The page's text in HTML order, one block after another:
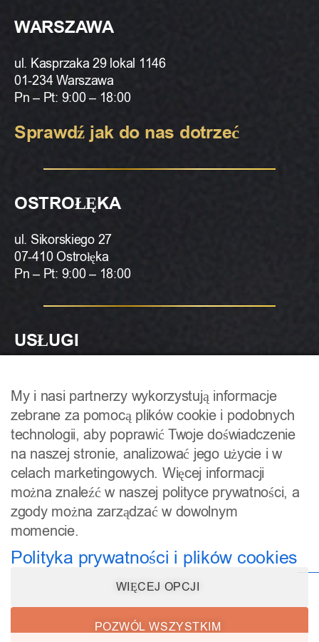
WARSZAWA
ul. Kasprzaka 29 lokal 1146
01-234 Warszawa
Pn – Pt: 9:00 – 18:00
Sprawdź jak do nas dotrzeć
OSTROŁĘKA
ul. Sikorskiego 27
07-410 Ostrołęka
Pn – Pt: 9:00 – 18:00
USŁUGI
Makijaż Permanentny Ust
Makijaż Permanentny Powiek
Makijaż Permanentny Katowice
Makijaż Permanentny Warszawa
Regulamin
Polityka prywatności i plików
cookies
My i nasi partnerzy wykorzystują informacje
zebrane za pomocą plików cookie i podobnych
technologii, aby poprawić Twoje doświadczenie
na naszej stronie, analizować jego użycie i w
celach marketingowych. Więcej informacji
można znaleźć w naszej polityce prywatności, a
zgody można zarządzać w dowolnym
momencie.
Polityka prywatności i plików cookies
WIĘCEJ OPCJI
POZWÓL WSZYSTKIM